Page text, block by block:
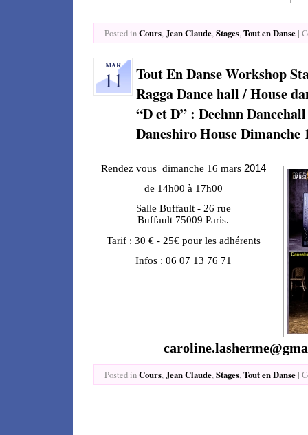
Posted inCours,Jean Claude,Stages,Tout en Danse |
MAR
11
Tout En Danse Workshop
Ragga Dance hall / House
“D et D” : Deehnn
Daneshiro House Dimanche
Rendez vous dimanche 16 mars2014
de 14h00 à 17h00
Salle Buffault - 26 rue
Buffault 75009 Paris.
Tarif : 30 € - 25€ pour les adhérents
Infos : 06 07 13 76 71
Posted inCours,Jean Claude,Stages,Tout en Danse |